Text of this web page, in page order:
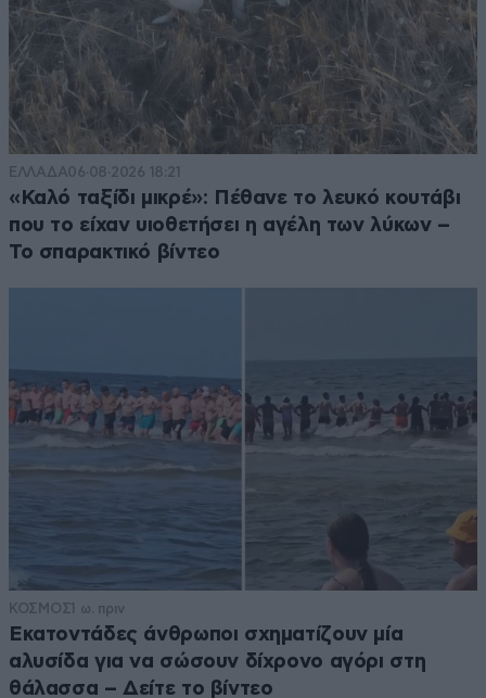
ΕΛΛΑΔΑ06·08·2026 18:21
«Καλό ταξίδι μικρέ»: Πέθανε το λευκό κουτάβι
που το είχαν υιοθετήσει η αγέλη των λύκων –
Το σπαρακτικό βίντεο
ΚΟΣΜΟΣ1 ω. πριν
Εκατοντάδες άνθρωποι σχηματίζουν μία
αλυσίδα για να σώσουν δίχρονο αγόρι στη
θάλασσα – Δείτε το βίντεο